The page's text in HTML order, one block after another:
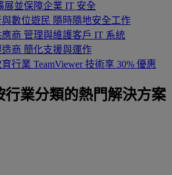
展並保障企業 IT 安全
數位遊民 隨時隨地安全工作
商 管理與維護客戶 IT 系統
商 簡化支援與運作
行業 TeamViewer 技術享 30% 優惠
行業分類的熱門解決方案